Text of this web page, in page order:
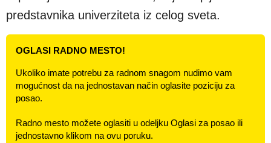
predstavnika univerziteta iz celog sveta.
OGLASI RADNO MESTO!
Ukoliko imate potrebu za radnom snagom nudimo vam
mogućnost da na jednostavan način oglasite poziciju za
posao.
Radno mesto možete oglasiti u odeljku Oglasi za posao ili
jednostavno klikom na ovu poruku.